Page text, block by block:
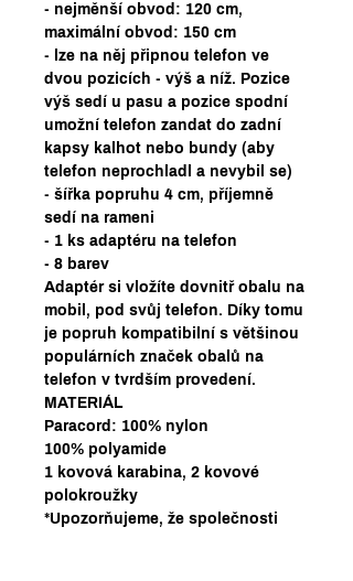
- nejměnší obvod: 120 cm,
maximální obvod: 150 cm
- lze na něj připnou telefon ve
dvou pozicích - výš a níž. Pozice
výš sedí u pasu a pozice spodní
umožní telefon zandat do zadní
kapsy kalhot nebo bundy (aby
telefon neprochladl a nevybil se)
- šířka popruhu 4 cm, příjemně
sedí na rameni
- 1 ks adaptéru na telefon
- 8 barev
Adaptér si vložíte dovnitř obalu na
mobil, pod svůj telefon. Díky tomu
je popruh kompatibilní s většinou
populárních značek obalů na
telefon v tvrdším provedení.
MATERIÁL
Paracord: 100% nylon
100% polyamide
1 kovová karabina, 2 kovové
polokroužky
*Upozorňujeme, že společnosti